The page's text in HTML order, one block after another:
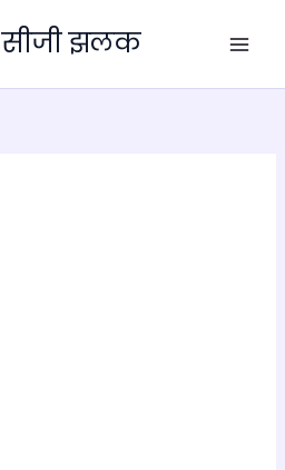
सीजी झलक